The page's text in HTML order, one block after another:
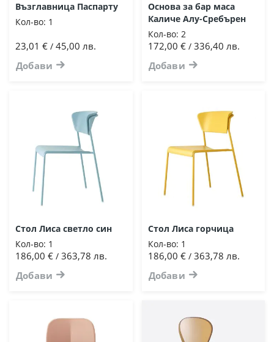
Възглавница Паспарту
Кол-во: 1
23,01 € / 45,00 лв.
Добави
Основа за бар маса
Каличе Алу-Сребърен
Кол-во: 2
172,00 €/ 336,40 лв.
Добави
Стол Лиса светло син
Кол-во: 1
186,00 € / 363,78 лв.
Добави
Стол Лиса горчица
Кол-во: 1
186,00 €/ 363,78 лв.
Добави